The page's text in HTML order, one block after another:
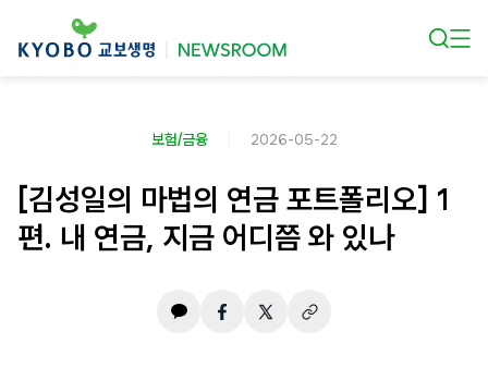
보험/금융 2026-05-22
[김성일의 마법의 연금 포트폴리오] 1
편. 내 연금, 지금 어디쯤 와 있나